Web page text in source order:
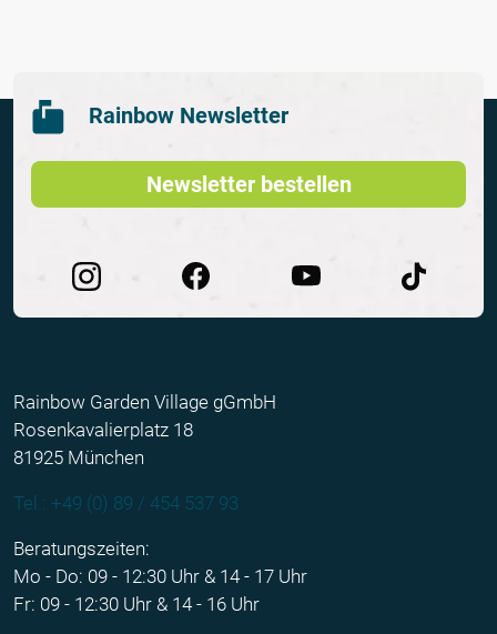
Rainbow Newsletter
Newsletter bestellen
Rainbow Garden Village gGmbH
Rosenkavalierplatz 18
81925 München
Tel.: +49 (0) 89 / 454 537 93
Beratungszeiten:
Mo - Do: 09 - 12:30 Uhr & 14 - 17 Uhr
Fr: 09 - 12:30 Uhr & 14 - 16 Uhr